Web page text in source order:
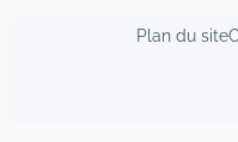
Plan du site